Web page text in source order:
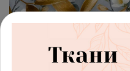
(0)
Ткань